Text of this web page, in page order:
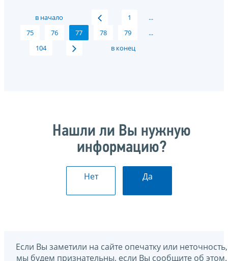
в начало 1
...
75
76 77 78 79
...
104
в конец
Нашли ли Вы нужную
информацию?
Нет Да
Если Вы заметили на сайте опечатку или неточность,
мы будем признательны, если Вы сообщите об этом.